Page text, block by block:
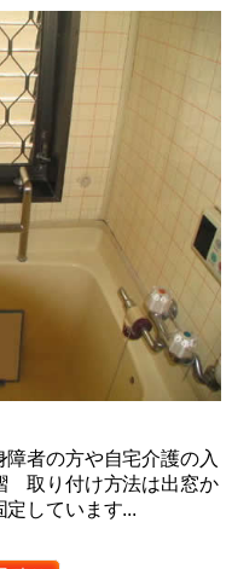
者の方や自宅介護の入
取り付け方法は出窓か
定しています...